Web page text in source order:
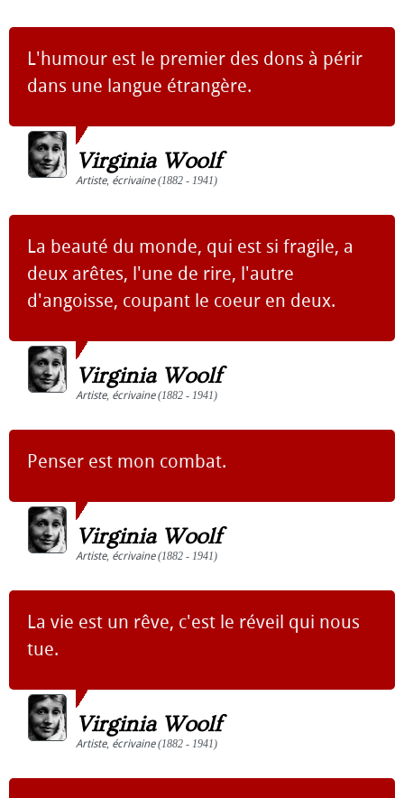
L'humour est le premier des dons à périr
dans une langue étrangère.
Virginia Woolf
Artiste, écrivaine(1882 - 1941)
La beauté du monde, qui est si fragile, a
deux arêtes, l'une de rire, l'autre
d'angoisse, coupant le coeur en deux.
Virginia Woolf
Artiste, écrivaine(1882 - 1941)
Penser est mon combat.
Virginia Woolf
Artiste, écrivaine(1882 - 1941)
La vie est un rêve, c'est le réveil qui nous
tue.
Virginia Woolf
Artiste, écrivaine(1882 - 1941)